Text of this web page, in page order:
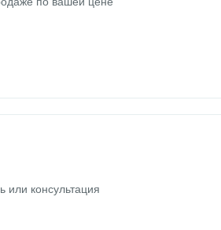
консультация